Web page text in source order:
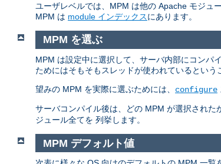
ユーザレベルでは、MPM は他の Apache モジュ
MPM は module インデックスにあります。
MPM を選ぶ
MPM は設定中に選択して、サーバ内部にコンパ
ためにはそもそもスレッドが使われているという
望みの MPM を実際に選ぶためには、 configure
サーバコンパイル後は、どの MPM が選択された
ジュール全てを 列挙します。
MPM デフォルト値